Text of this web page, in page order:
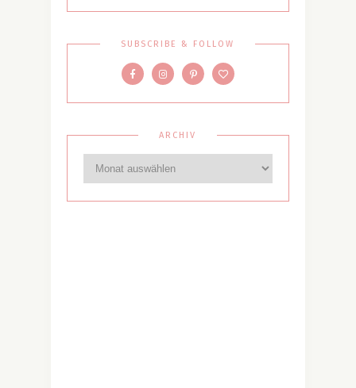
SUBSCRIBE & FOLLOW
ARCHIV